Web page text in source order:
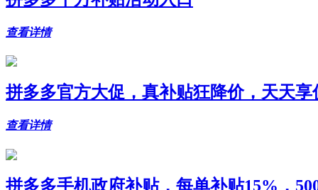
查看详情
拼多多官方大促，真补贴狂降价，天天享
查看详情
拼多多手机政府补贴，每单补贴15%，